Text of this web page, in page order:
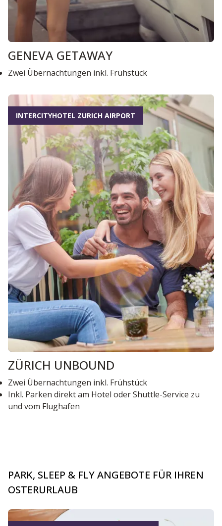
GENEVA GETAWAY
Zwei Übernachtungen inkl. Frühstück
INTERCITYHOTEL ZURICH AIRPORT
ZÜRICH UNBOUND
Zwei Übernachtungen inkl. Frühstück
Inkl. Parken direkt am Hotel oder Shuttle-Service zu
und vom Flughafen
PARK, SLEEP & FLY ANGEBOTE FÜR IHREN
OSTERURLAUB
Dia 1 von 7